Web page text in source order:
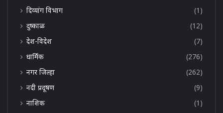
दिव्यांग विभाग
(1)
दुष्काळ
(12)
देश-विदेश
(7)
धार्मिक
(276)
नगर जिल्हा
(262)
नदी प्रदूषण
(9)
नाशिक
(1)